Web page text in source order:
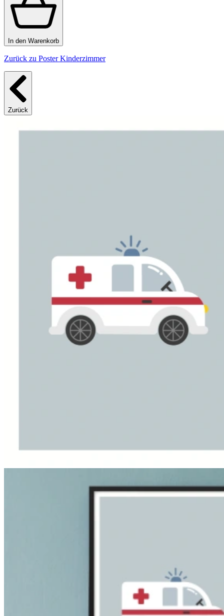
In den Warenkorb
Zurück zu Poster Kinderzimmer
Zurück